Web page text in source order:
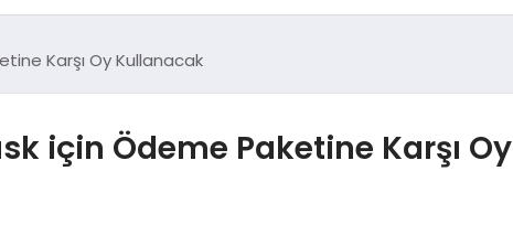
Karşı Oy Kullanacak
için Ödeme Paketine Karşı Oy